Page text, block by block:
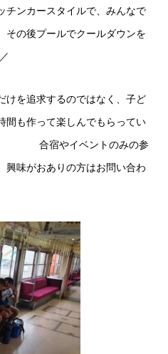
チンカースタイルで、みんなで
その後プールでクールダウンを
けを追求するのではなく、子ど
間も作って楽しんでもらってい
ベントのみの参
興味がおありの方はお問い合わ